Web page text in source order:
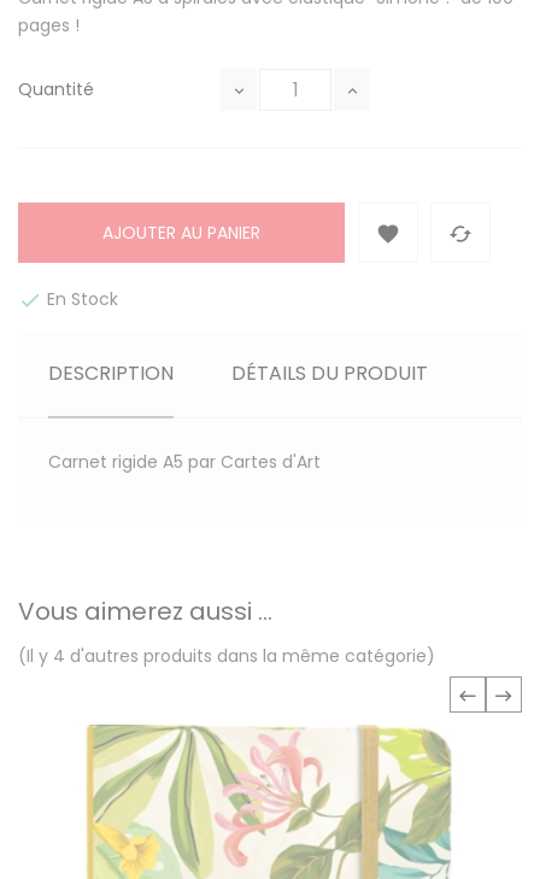
pages !
Quantité
AJOUTER AU PANIER  
 En Stock
DESCRIPTION DÉTAILS DU PRODUIT
Carnet rigide A5 par Cartes d'Art
Vous aimerez aussi ...
(Il y 4 d'autres produits dans la même catégorie)